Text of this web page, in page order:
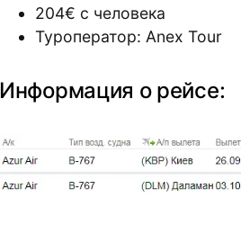
204€ с человека
Туроператор: Anex Tour
Информация о рейсе: